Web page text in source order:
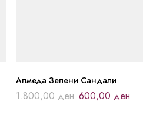
Алмеда Зелени Сандали
1.800,00ден 600,00 ден